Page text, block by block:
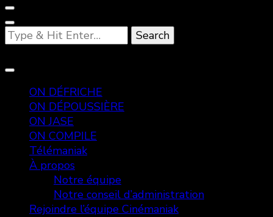
Looking
for
ON DÉFRICHE
ON DÉPOUSSIÈRE
ON JASE
ON COMPILE
Télémaniak
À propos
Notre équipe
Notre conseil d’administration
Rejoindre l’équipe Cinémaniak